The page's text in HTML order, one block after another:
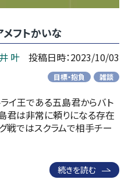
メフトかいな
叶 投稿日時：2023/10/03
目標・抱負 雑談
イ王である五島君からバト
君は非常に頼りになる存在
戦ではスクラムで相手チー
続きを読む